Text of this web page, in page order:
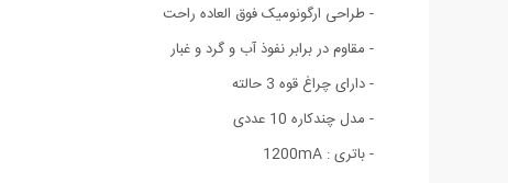
- طراحی ارگونومیک فوق العاده راحت
- مقاوم در برابر نفوذ آب و گرد و غبار
- دارای چراغ قوه 3 حالته
- مدل چندکاره 10 عددی
- باتری : 1200mA